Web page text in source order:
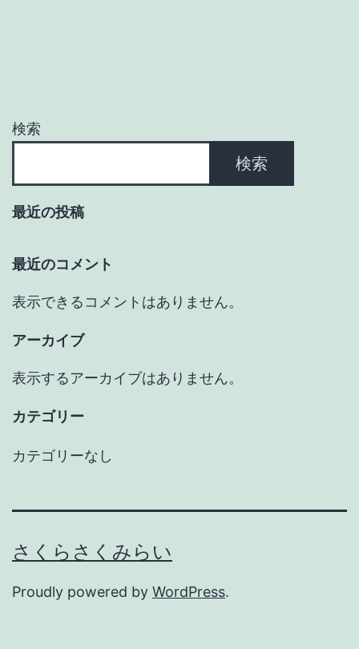
ョ
検索
検索
最近の投稿
最近のコメント
表示できるコメントはありません。
アーカイブ
表示するアーカイブはありません。
カテゴリー
カテゴリーなし
さくらさくみらい
Proudly powered by WordPress.